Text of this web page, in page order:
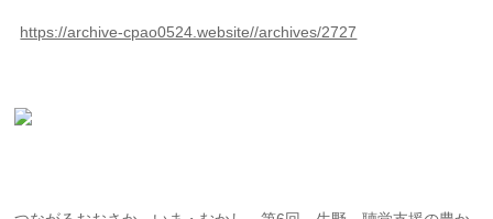
https://archive-cpao0524.website//archives/2727